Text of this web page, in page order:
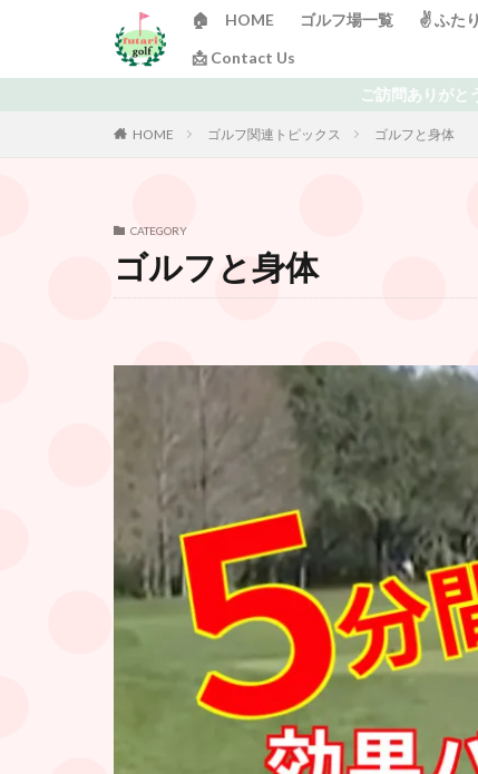
🏠 HOME ゴルフ場一覧 ✌️ ふた
📩 Contact Us
ご訪問ありがとうございます！ 日々ゴルフで頭がいっぱい
HOME ゴルフ関連トピックス ゴルフと身体
CATEGORY
ゴルフと身体